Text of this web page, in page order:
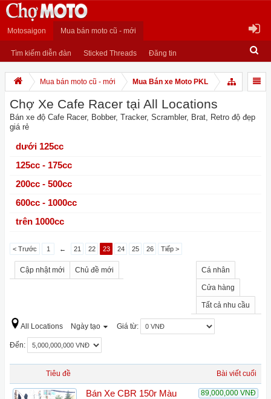
Motosaigon Mua bán moto cũ - mới
Tìm kiếm diễn đàn Sticked Threads Đăng tin
Mua bán moto cũ - mới Mua Bán xe Moto PKL
Chợ Xe Cafe Racer tại All Locations
Bán xe độ Cafe Racer, Bobber, Tracker, Scrambler, Brat, Retro độ đẹp
giá rẻ
dưới 125cc
125cc - 175cc
200cc - 500cc
600cc - 1000cc
trên 1000cc
< Trước 1 ← 21 22 23 24 25 26 Tiếp >
Cập nhật mới Chủ đề mới Cá nhân
Cửa hàng
Tất cả nhu cầu
All Locations Ngày tạo Giá từ:
Đến:
Tiêu đề Bài viết cuối
89,000,000 VNĐ
Bán Xe CBR 150r Màu